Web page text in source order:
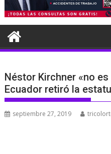
Néstor Kirchner «no
Ecuador retiró la
septiembre 27, 2019